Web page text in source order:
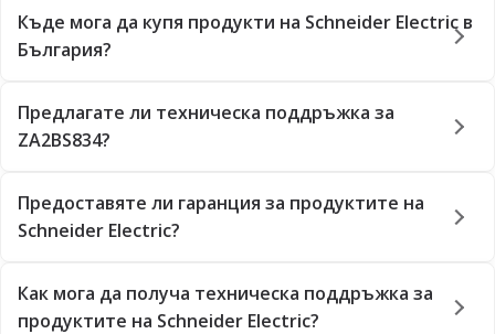
Къде мога да купя продукти на Schneider Electric в
България?
Предлагате ли техническа поддръжка за
ZA2BS834?
Предоставяте ли гаранция за продуктите на
Schneider Electric?
Как мога да получа техническа поддръжка за
продуктите на Schneider Electric?